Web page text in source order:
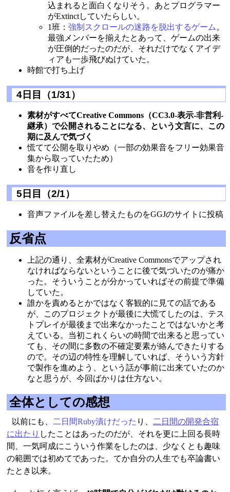
込まれると面白くなりそう。あとプログラマー
がExtinctしていたらしい。
1班： 強制スクロールの迷路を脱出するゲーム 。
最強メンバーを揃えたとあって、ゲームの出来
が圧倒的だったのだが、それだけでなくアイデ
ィアも一歩飛びぬけていた。
時館で打ち上げ
4日目（1/31）
素材がすべてCreative Commons（CC3.0-表示-非営利-
継承）で公開されることになる、という文言に、この
期に及んで気づく
慌てて公開を取りやめ（一部の効果音をフリー効果音
集から取っていたため）
音を作り直し
5日目（2/1）
音声ファイルを差し替えたものをGGJのサイトに投稿
反省点
上記の通り、全素材がCreative Commonsでアップされ
なければならないということに後で気づいたのが痛か
った。そういうことが分かっていればその前提で準備
していた。
誰かを責めるとかではなく客観的に見ての話である
が、このプロジェクトが最後に大慌てしたのは、テス
トプレイが最後まで出来なかったことではないかと考
えている。当初これくらいの時間で出来ると思ってい
ても、その間に多数の不確定要素が絡んできたりする
ので。その辺の特性を理解していれば、そういう方針
で製作を進めよう、という話が事前に出来ていたのか
なと思うが、今回ばかりは仕方ない。
全体としての感想
以前にも、 二日間Ruby漬けだった り、 二日間の開発合宿
に出たり したことはあったのだが、それを更に上回る長時
間、一気呵成にこういう作業をしたのは、少なくとも趣味
の範囲では初めてであった。てか自分の人生でも卒論書い
たとき以来。